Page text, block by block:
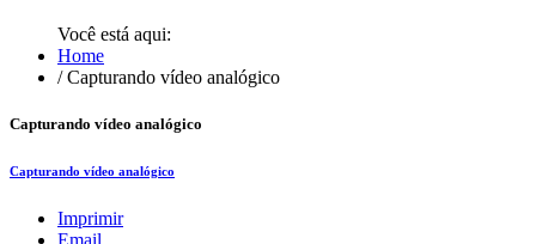
Você está aqui:
Home
/ Capturando vídeo analógico
Capturando vídeo analógico
Capturando vídeo analógico
Imprimir
Email